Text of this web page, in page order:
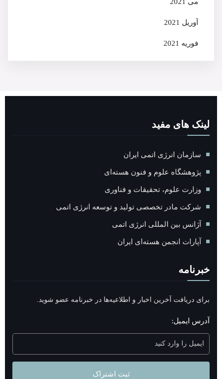
آوریل 2021
فوریه 2021
لینک های مفید
سازمان انرژی اتمی ایران
پژوهشگاه علوم و فنون هسته‌ای
وزارت علوم، تحقیقات و فناوری
شرکت مادر تخصصی تولید و توسعه انرژی اتمی
آژانس بین المللی انرژی اتمی
آپارات انجمن هسته‌ای ايران
خبرنامه
برای دریافت آخرین اخبار و اطلاعیه‌ها در خبرنامه عضو شوید.
آدرس ایمیل:
ثبت اشتراک